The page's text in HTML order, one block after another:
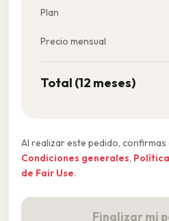
Plan
Precio mensual
Total (12 meses)
Al realizar este pedido, confirmas
Condiciones generales,
de Fair Use.
Finalizar mi